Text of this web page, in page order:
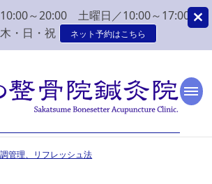
10:00～20:00 土曜日／10:00～17:00
・日・祝
ネット予約はこちら
秋葉区 肩こり
鍼灸はさか
気持ちに寄り添い、丁寧な問診、治療をさせて
管理、リフレッシュ法